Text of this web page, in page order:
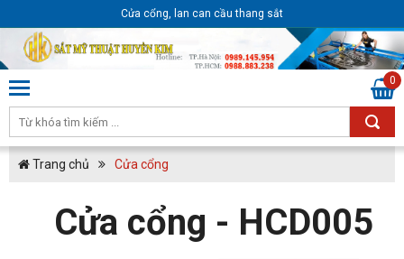
Cửa cổng, lan can cầu thang sắt
0
Trang chủ Cửa cổng
Cửa cổng - HCD005